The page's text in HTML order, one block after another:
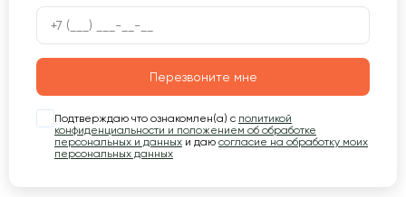
Перезвоните мне
Подтверждаю что ознакомлен(а) с политикой
конфиденциальности и положением об обработке
персональных и данных и даю согласие на обработку моих
персональных данных